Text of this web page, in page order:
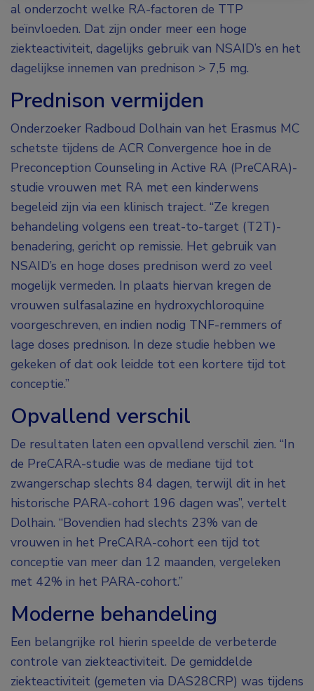
al onderzocht welke RA-factoren de TTP
beïnvloeden. Dat zijn onder meer een hoge
ziekteactiviteit, dagelijks gebruik van NSAID’s en het
dagelijkse innemen van prednison > 7,5 mg.
Prednison vermijden
Onderzoeker Radboud Dolhain van het Erasmus MC
schetste tijdens de ACR Convergence hoe in de
Preconception Counseling in Active RA (PreCARA)-
studie vrouwen met RA met een kinderwens
begeleid zijn via een klinisch traject. “Ze kregen
behandeling volgens een treat-to-target (T2T)-
benadering, gericht op remissie. Het gebruik van
NSAID’s en hoge doses prednison werd zo veel
mogelijk vermeden. In plaats hiervan kregen de
vrouwen sulfasalazine en hydroxychloroquine
voorgeschreven, en indien nodig TNF-remmers of
lage doses prednison. In deze studie hebben we
gekeken of dat ook leidde tot een kortere tijd tot
conceptie.”
Opvallend verschil
De resultaten laten een opvallend verschil zien. “In
de PreCARA-studie was de mediane tijd tot
zwangerschap slechts 84 dagen, terwijl dit in het
historische PARA-cohort 196 dagen was”, vertelt
Dolhain. “Bovendien had slechts 23% van de
vrouwen in het PreCARA-cohort een tijd tot
conceptie van meer dan 12 maanden, vergeleken
met 42% in het PARA-cohort.”
Moderne behandeling
Een belangrijke rol hierin speelde de verbeterde
controle van ziekteactiviteit. De gemiddelde
ziekteactiviteit (gemeten via DAS28CRP) was tijdens